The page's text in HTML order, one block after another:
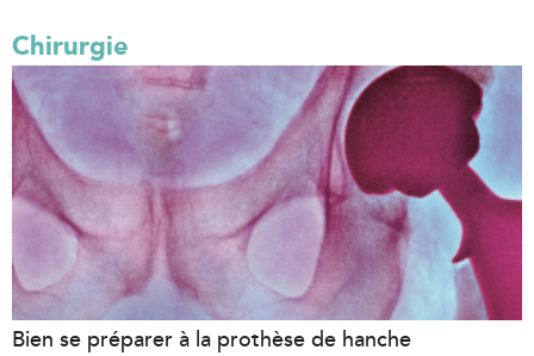
Chirurgie
Bien se préparer à la prothèse de hanche